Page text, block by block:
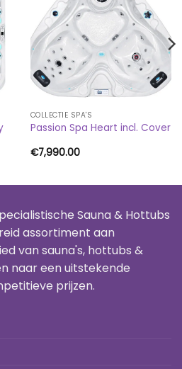
COLLECTIE SPA'S
Passion Spa Heart incl. Cover
€7,990.00
Sauna & Hottubs
assortiment aan
van sauna's, hottubs &
naar een uitstekende
prijzen.